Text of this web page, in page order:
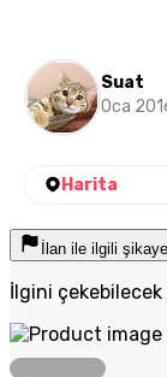
Suat
Oca
Harita
İlan ile ilgili
İlgini